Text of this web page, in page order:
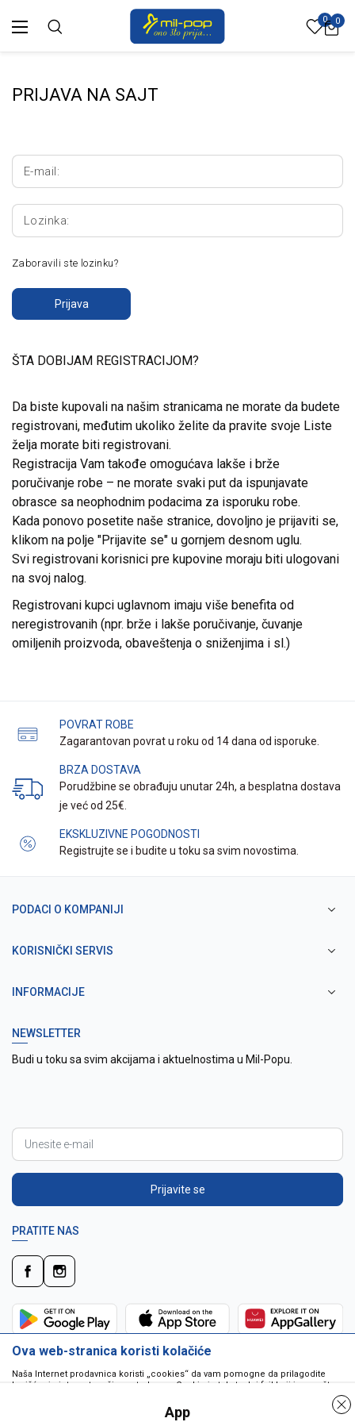
0 0
PRIJAVA NA SAJT
E-mail:
Lozinka:
Zaboravili ste lozinku?
Prijava
ŠTA DOBIJAM REGISTRACIJOM?
Da biste kupovali na našim stranicama ne morate da budete
registrovani, međutim ukoliko želite da pravite svoje Liste
želja morate biti registrovani.
Registracija Vam takođe omogućava lakše i brže
poručivanje robe – ne morate svaki put da ispunjavate
obrasce sa neophodnim podacima za isporuku robe.
Kada ponovo posetite naše stranice, dovoljno je prijaviti se,
klikom na polje "Prijavite se" u gornjem desnom uglu.
Svi registrovani korisnici pre kupovine moraju biti ulogovani
na svoj nalog.
Registrovani kupci uglavnom imaju više benefita od
neregistrovanih (npr. brže i lakše poručivanje, čuvanje
omiljenih proizvoda, obaveštenja o sniženjima i sl.)
POVRAT ROBE
Zagarantovan povrat u roku od 14 dana od isporuke.
BRZA DOSTAVA
Porudžbine se obrađuju unutar 24h, a besplatna dostava
je već od 25€.
EKSKLUZIVNE POGODNOSTI
Registrujte se i budite u toku sa svim novostima.
PODACI O KOMPANIJI
KORISNIČKI SERVIS
INFORMACIJE
NEWSLETTER
Budi u toku sa svim akcijama i aktuelnostima u Mil-Popu.
Prijavite se
PRATITE NAS
Ova web-stranica koristi kolačiće
Naša Internet prodavnica koristi „cookies“ da vam pomogne da prilagodite
korišćenje interneta vašim potrebama. Cookie je tekstualni fajl koji je smešten
da pokrenu program ili da isporuče virus vašem računaru. Cookie-i su
jedinstveno dodeljeni vama, i jedino mogu biti pročitani od strane web servera
App